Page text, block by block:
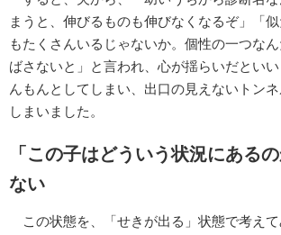
まうと、伸びるものも伸びなくなるぞ」「
もたくさんいるじゃないか。個性の一つな
ばさないと」と言われ、心が揺らいだとい
んもんとしてしまい、出口の見えないトン
しまいました。
「この子はどういう状況にある
ない
この状態を、「せきが出る」状態で考え